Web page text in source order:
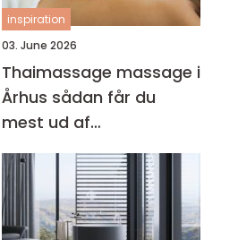
inspiration
03. June 2026
Thaimassage massage i
Århus sådan får du
mest ud af
behandlingen